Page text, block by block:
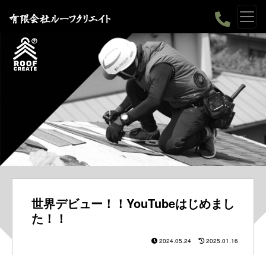
世界デビュー！！YouTubeはじめまし
た！！
2024.05.24 2025.01.16